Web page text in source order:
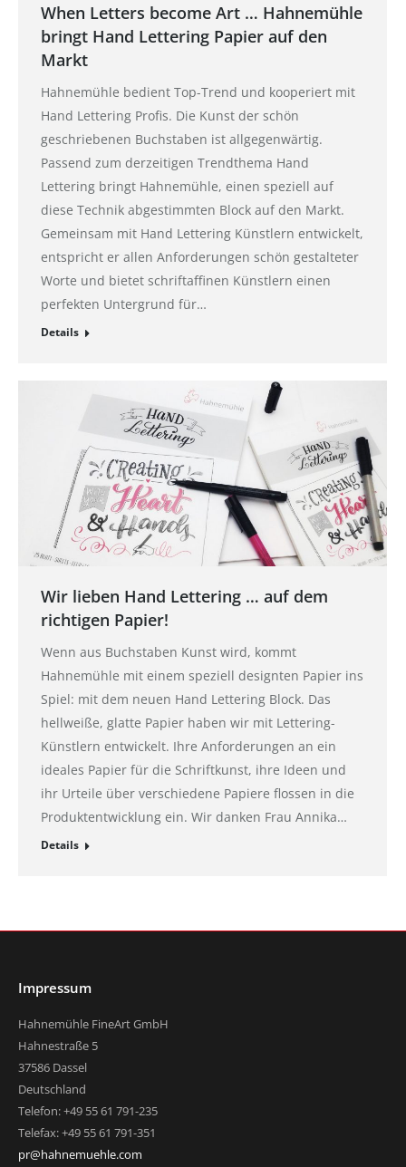
When Letters become Art … Hahnemühle
bringt Hand Lettering Papier auf den
Markt
Hahnemühle bedient Top-Trend und kooperiert mit
Hand Lettering Profis. Die Kunst der schön
geschriebenen Buchstaben ist allgegenwärtig.
Passend zum derzeitigen Trendthema Hand
Lettering bringt Hahnemühle, einen speziell auf
diese Technik abgestimmten Block auf den Markt.
Gemeinsam mit Hand Lettering Künstlern entwickelt,
entspricht er allen Anforderungen schön gestalteter
Worte und bietet schriftaffinen Künstlern einen
perfekten Untergrund für…
Details
Wir lieben Hand Lettering … auf dem
richtigen Papier!
Wenn aus Buchstaben Kunst wird, kommt
Hahnemühle mit einem speziell designten Papier ins
Spiel: mit dem neuen Hand Lettering Block. Das
hellweiße, glatte Papier haben wir mit Lettering-
Künstlern entwickelt. Ihre Anforderungen an ein
ideales Papier für die Schriftkunst, ihre Ideen und
ihr Urteile über verschiedene Papiere flossen in die
Produktentwicklung ein. Wir danken Frau Annika…
Details
Impressum
Hahnemühle FineArt GmbH
Hahnestraße 5
37586 Dassel
Deutschland
Telefon: +49 55 61 791-235
Telefax: +49 55 61 791-351
pr@hahnemuehle.com